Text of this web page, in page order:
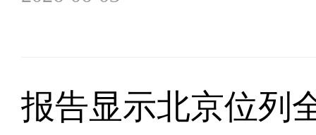
报告显示北京位列